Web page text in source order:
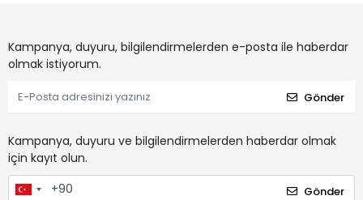
Kampanya, duyuru, bilgilendirmelerden e-posta ile haberdar
olmak istiyorum.
Gönder
Kampanya, duyuru ve bilgilendirmelerden haberdar olmak
için kayıt olun.
Gönder